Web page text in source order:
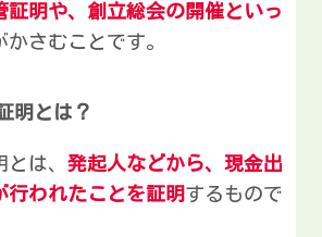
証明や、創立総会の開催といっ
かさむことです。
明とは？
は、 発起人などから、現金出
行われたことを証明 するもので